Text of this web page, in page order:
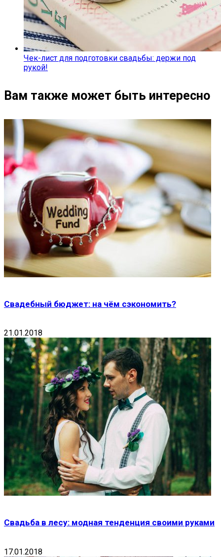
Чек-лист для подготовки свадьбы: держи под
рукой!
Вам также может быть интересно
Свадебный бюджет: на чём сэкономить?
21.01.2018
Свадьба в лесу: модная тенденция своими руками
17.01.2018